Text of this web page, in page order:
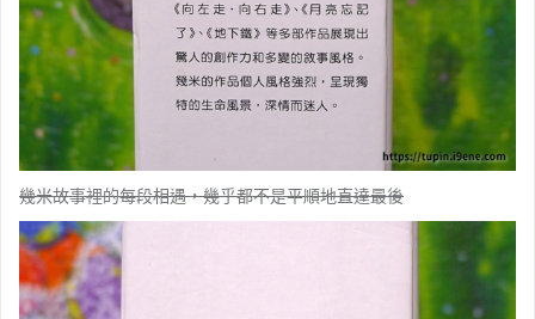
幾米故事裡的每段相遇，幾乎都不是平順地直達最後